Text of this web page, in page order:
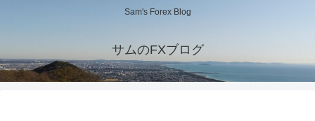
Sam's Forex Blog
サムのFXブログ